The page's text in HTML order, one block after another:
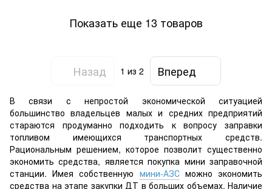
Показать еще 13 товаров
Назад 1 из 2 Вперед
В связи с непростой экономической ситуацией
большинство владельцев малых и средних предприятий
стараются продуманно подходить к вопросу заправки
топливом имеющихся транспортных средств.
Рациональным решением, которое позволит существенно
экономить средства, является покупка мини заправочной
станции. Имея собственную мини-АЗСможно экономить
средства на этапе закупки ДТ в больших объемах. Наличие